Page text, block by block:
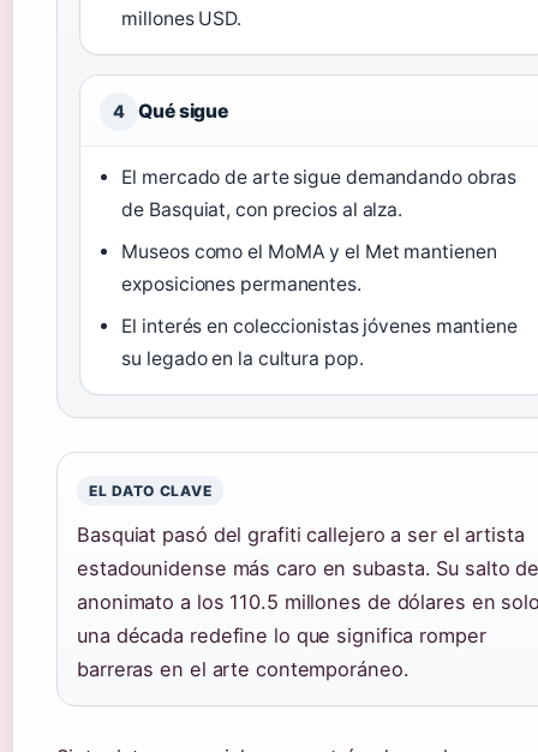
millones USD.
4 Qué sigue
El mercado de arte sigue demandando obras
de Basquiat, con precios al alza.
Museos como el MoMA y el Met mantienen
exposiciones permanentes.
El interés en coleccionistas jóvenes mantiene
su legado en la cultura pop.
EL DATO CLAVE
Basquiat pasó del grafiti callejero a ser el artista
estadounidense más caro en subasta. Su salto
anonimato a los 110.5 millones de dólares en
una década redefine lo que significa romper
barreras en el arte contemporáneo.